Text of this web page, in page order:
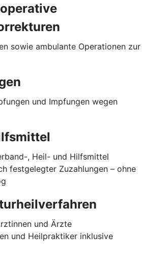
sowie ambulante Operationen zur
und Impfungen wegen
, Heil- und Hilfsmittel
festgelegter Zuzahlungen – ohne
und Ärzte
und Heilpraktiker inklusive